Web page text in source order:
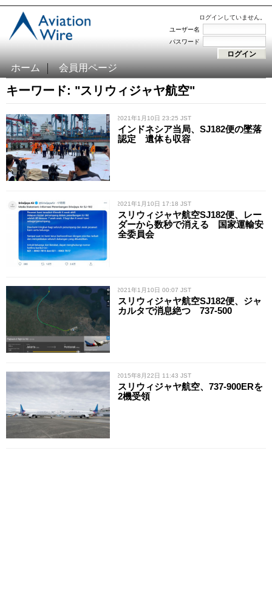
ログインしていません。
ユーザー名
パスワード
ホーム 会員用ページ
キーワード: "スリウィジャヤ航空"
/ 2021年1月10日 23:25 JST
インドネシア当局、SJ182便の墜落
認定 遺体も収容
/ 2021年1月10日 17:18 JST
スリウィジャヤ航空SJ182便、レー
ダーから数秒で消える 国家運輸安
全委員会
/ 2021年1月10日 00:07 JST
スリウィジャヤ航空SJ182便、ジャ
カルタで消息絶つ 737-500
/ 2015年8月22日 11:43 JST
スリウィジャヤ航空、737-900ERを
2機受領